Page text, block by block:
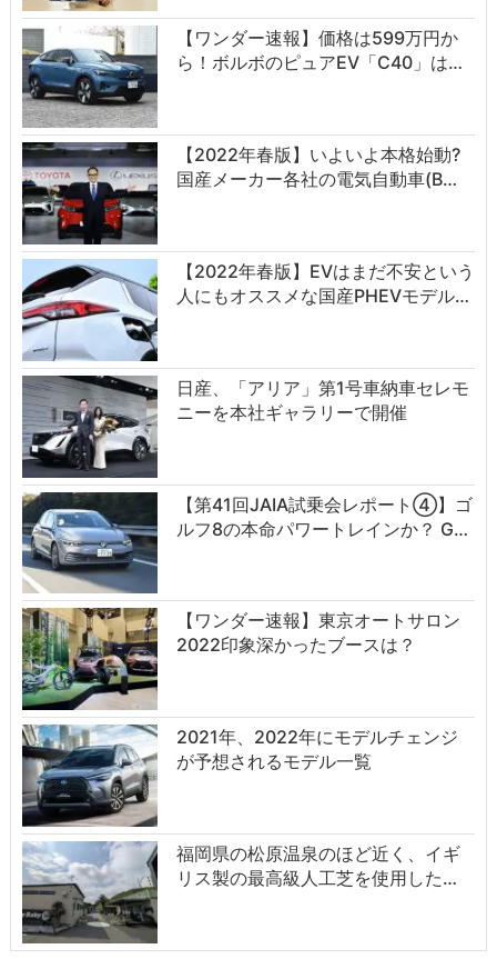
【ワンダー速報】価格は599万円か
ら！ボルボのピュアEV「C40」は…
【2022年春版】いよいよ本格始動?
国産メーカー各社の電気自動車(B…
【2022年春版】EVはまだ不安という
人にもオススメな国産PHEVモデル…
日産、「アリア」第1号車納車セレモ
ニーを本社ギャラリーで開催
【第41回JAIA試乗会レポート④】ゴ
ルフ8の本命パワートレインか？ G…
【ワンダー速報】東京オートサロン
2022印象深かったブースは？
2021年、2022年にモデルチェンジ
が予想されるモデル一覧
福岡県の松原温泉のほど近く、イギ
リス製の最高級人工芝を使用した…